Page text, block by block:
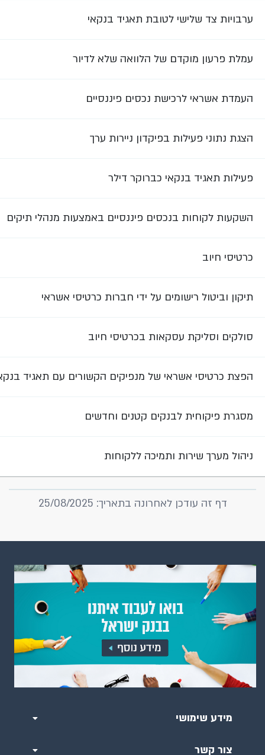
ערבויות צד שלישי לטובת תאגיד בנקאי
עמלת פרעון מוקדם של הלוואה שלא לדיור
העמדת אשראי לרכישת נכסים פיננסיים
הצגת נתוני פעילות בפיקדון ניירות ערך
פעילות תאגיד בנקאי כברוקר דילר
השקעות לקוחות בנכסים פיננסיים באמצעות מנהלי תיקים
כרטיסי חיוב
תיקון וביטול רישומים על ידי חברות כרטיסי אשראי
סולקים וסליקת עסקאות בכרטיסי חיוב
הפצת כרטיסי אשראי של מנפיקים הקשורים עם תאגיד
מסגרת פיקוחית לבנקים קטנים וחדשים
ניהול מערך שירות ותמיכה ללקוחות
דף זה עודכן לאחרונה בתאריך: 25/08/2025
מידע שימושי
צור קשר